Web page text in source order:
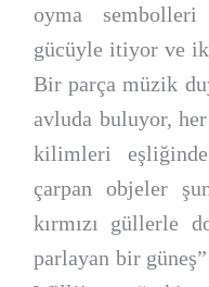
oyma
gücüyle itiyor ve
Bir parça müzik
avluda buluyor,
kilimleri
çarpan objeler
kırmızı güllerle
parlayan bir